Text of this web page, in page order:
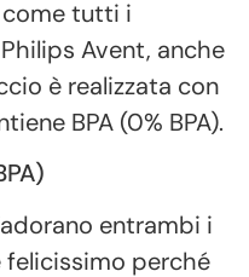
tutti i
Avent, anche
è realizzata con
BPA (0% BPA).
entrambi i
felicissimo perché